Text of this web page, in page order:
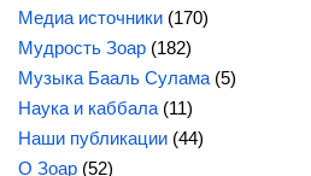
Медиа источники (170)
Мудрость Зоар (182)
Музыка Бааль Сулама (5)
Наука и каббала (11)
Наши публикации (44)
О Зоар (52)